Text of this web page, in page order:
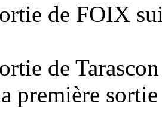
de FOIX
de
première